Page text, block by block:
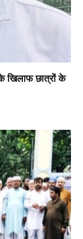
खिलाफ छात्रों के